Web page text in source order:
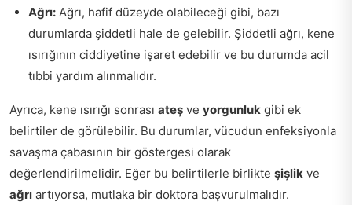
Ağrı: Ağrı, hafif düzeyde olabileceği gibi, bazı
durumlarda şiddetli hale de gelebilir. Şiddetli ağrı, kene
ısırığının ciddiyetine işaret edebilir ve bu durumda acil
tıbbi yardım alınmalıdır.
Ayrıca, kene ısırığı sonrası ateş ve yorgunluk gibi ek
belirtiler de görülebilir. Bu durumlar, vücudun enfeksiyonla
savaşma çabasının bir göstergesi olarak
değerlendirilmelidir. Eğer bu belirtilerle birlikte şişlik ve
ağrı artıyorsa, mutlaka bir doktora başvurulmalıdır.